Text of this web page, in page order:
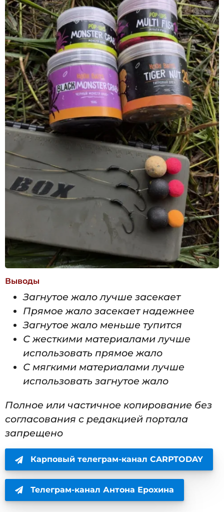
Выводы
Загнутое жало лучше засекает
Прямое жало засекает надежнее
Загнутое жало меньше тупится
С жесткими материалами лучше
использовать прямое жало
С мягкими материалами лучше
использовать загнутое жало
Полное или частичное копирование без
согласования с редакцией портала
запрещено
Карповый телеграм-канал CARPTODAY
Телеграм-канал Антона Ерохина